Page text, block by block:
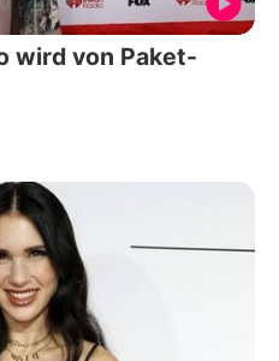
wird von Paket-